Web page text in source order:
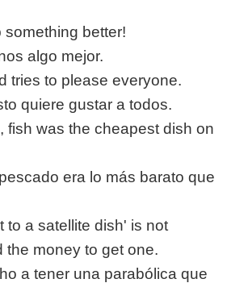
better!
algo mejor.
tries to please everyone.
quiere gustar a todos.
fish was the cheapest dish on
era lo más barato que
to a satellite dish' is not
the money to get one.
a tener una parabólica que